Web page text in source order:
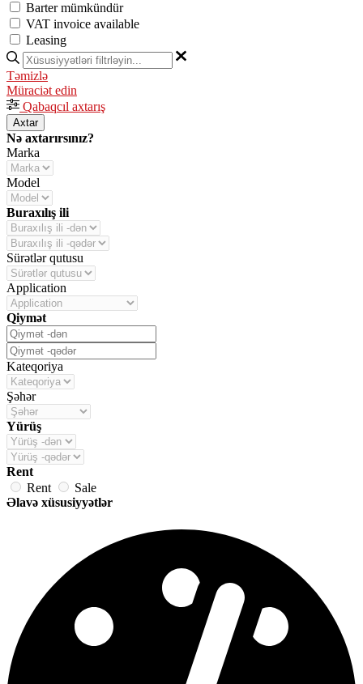
Barter mümkündür
VAT invoice available
Leasing
Təmizlə
Müraciət edin
Qabaqcıl axtarış
Axtar
Nə axtarırsınız?
Marka
Model
Buraxılış ili
Sürətlər qutusu
Application
Qiymət
Kateqoriya
Şəhər
Yürüş
Rent
Rent
Sale
Əlavə xüsusiyyətlər